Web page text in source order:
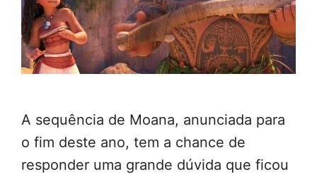
A sequência de Moana, anunciada para
o fim deste ano, tem a chance de
responder uma grande dúvida que ficou